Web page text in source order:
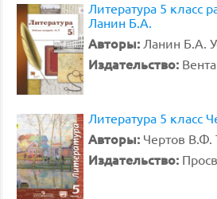
Литература 5 класс
Ланин Б.А.
Авторы: Ланин Б.А.
Издательство:
Литература 5 класс
Авторы: Чертов В.Ф.
Издательство: